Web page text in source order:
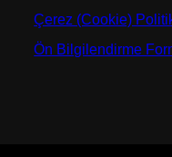
Çerez (Cookie)
Ön Bilgilendirme